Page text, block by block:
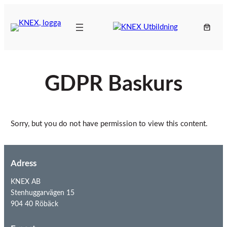
innehåll
GDPR Baskurs
Sorry, but you do not have permission to view this content.
Adress
KNEX AB
Stenhuggarvägen 15
904 40 Röbäck